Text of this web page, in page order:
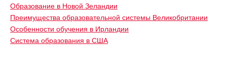
Образование в Новой Зеландии
Преимущества образовательной системы Великобритании
Особенности обучения в Ирландии
Система образования в США